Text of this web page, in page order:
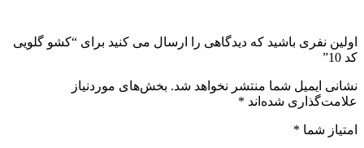
اولین نفری باشید که دیدگاهی را ارسال می کنید برای “کشو گلویی
کد 10”
نشانی ایمیل شما منتشر نخواهد شد. بخش‌های موردنیاز
علامت‌گذاری شده‌اند *
امتیاز شما *